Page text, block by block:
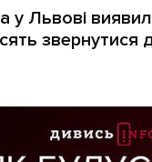
у Львові
звернутися